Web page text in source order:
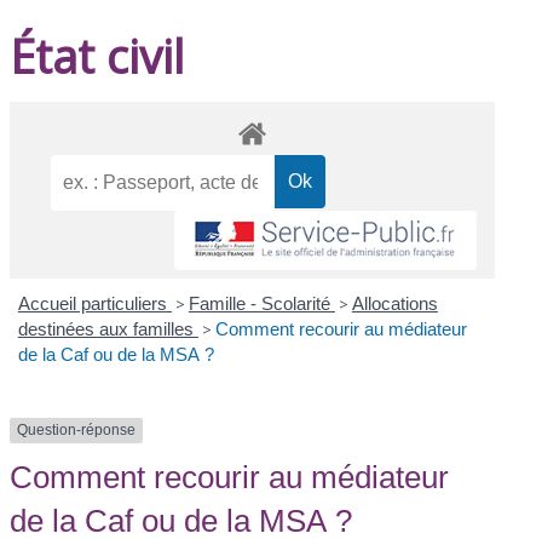
État civil
Accueil particuliers > Famille - Scolarité > Allocations
destinées aux familles > Comment recourir au médiateur
de la Caf ou de la MSA ?
Question-réponse
Comment recourir au médiateur
de la Caf ou de la MSA ?